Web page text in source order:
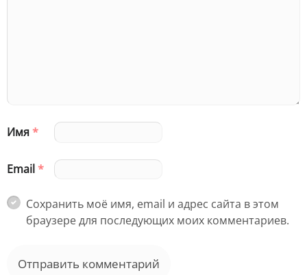
Имя*
Email*
Сохранить моё имя, email и адрес сайта в этом
браузере для последующих моих комментариев.